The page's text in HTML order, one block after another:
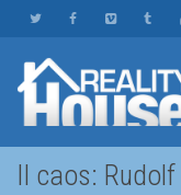
Il caos: